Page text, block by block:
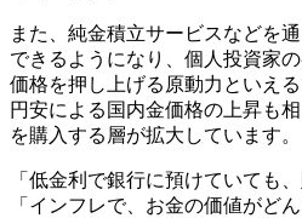
また、純金積立サービスなどを
できるようになり、個人投資家
価格を押し上げる原動力といえる
円安による国内金価格の上昇も
を購入する層が拡大しています。
「低金利で銀行に預けていても
「インフレで、お金の価値がど